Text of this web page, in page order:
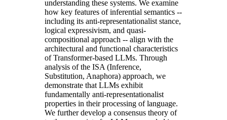
understanding these systems. We examine
how key features of inferential semantics --
including its anti-representationalist stance,
logical expressivism, and quasi-
compositional approach -- align with the
architectural and functional characteristics
of Transformer-based LLMs. Through
analysis of the ISA (Inference,
Substitution, Anaphora) approach, we
demonstrate that LLMs exhibit
fundamentally anti-representationalist
properties in their processing of language.
We further develop a consensus theory of